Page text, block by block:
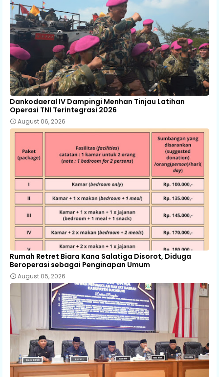
Dankodaeral IV Dampingi Menhan Tinjau Latihan
Operasi TNI Terintegrasi 2026
August 06, 2026
Rumah Retret Biara Kana Salatiga Disorot, Diduga
Beroperasi sebagai Penginapan Umum
August 05, 2026